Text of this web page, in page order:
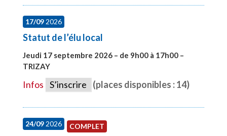
17/092026
Statut de l’élu local
Jeudi 17 septembre 2026 – de 9h00 à 17h00 –
TRIZAY
Infos S’inscrire (places disponibles : 14)
24/092026 COMPLET